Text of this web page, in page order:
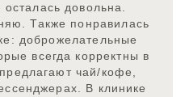
довольна.
Также понравилась
доброжелательные
всегда корректны в
чай/кофе,
В клинике